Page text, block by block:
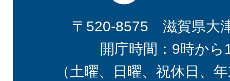
〒520-8575 滋賀県大
開庁時間：9時から
（土曜、日曜、祝休日、